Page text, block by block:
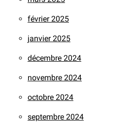
février 2025
janvier 2025
décembre 2024
novembre 2024
octobre 2024
septembre 2024